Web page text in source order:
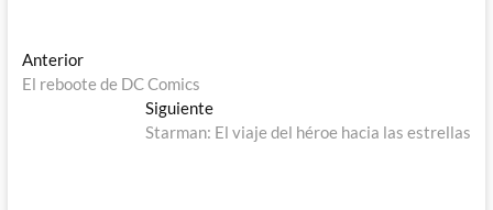
Navegación
de
AnteriorEntrada
anterior:
El reboote de DC Comics
SiguienteEntrada
siguiente:
Starman: El viaje del héroe hacia las estrellas